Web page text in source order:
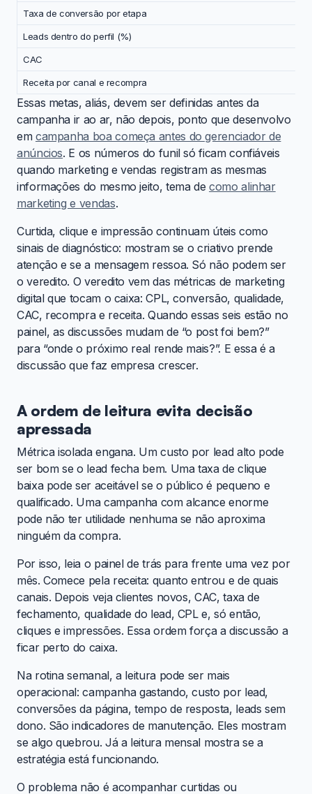
Taxa de conversão por etapa
Leads dentro do perfil (%)
CAC
Receita por canal e recompra
Essas metas, aliás, devem ser definidas antes da
campanha ir ao ar, não depois, ponto que desenvolvo
em campanha boa começa antes do gerenciador de
anúncios. E os números do funil só ficam confiáveis
quando marketing e vendas registram as mesmas
informações do mesmo jeito, tema decomo alinhar
marketing e vendas.
Curtida, clique e impressão continuam úteis como
sinais de diagnóstico: mostram se o criativo prende
atenção e se a mensagem ressoa. Só não podem ser
o veredito. O veredito vem das métricas de marketing
digital que tocam o caixa: CPL, conversão, qualidade,
CAC, recompra e receita. Quando essas seis estão no
painel, as discussões mudam de “o post foi bem?”
para “onde o próximo real rende mais?”. E essa é a
discussão que faz empresa crescer.
A ordem de leitura evita decisão
apressada
Métrica isolada engana. Um custo por lead alto pode
ser bom se o lead fecha bem. Uma taxa de clique
baixa pode ser aceitável se o público é pequeno e
qualificado. Uma campanha com alcance enorme
pode não ter utilidade nenhuma se não aproxima
ninguém da compra.
Por isso, leia o painel de trás para frente uma vez por
mês. Comece pela receita: quanto entrou e de quais
canais. Depois veja clientes novos, CAC, taxa de
fechamento, qualidade do lead, CPL e, só então,
cliques e impressões. Essa ordem força a discussão a
ficar perto do caixa.
Na rotina semanal, a leitura pode ser mais
operacional: campanha gastando, custo por lead,
conversões da página, tempo de resposta, leads sem
dono. São indicadores de manutenção. Eles mostram
se algo quebrou. Já a leitura mensal mostra se a
estratégia está funcionando.
O problema não é acompanhar curtidas ou